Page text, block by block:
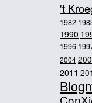
't
1982
1990
1996
2004
2011